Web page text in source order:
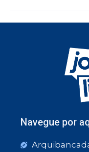
Navegue por